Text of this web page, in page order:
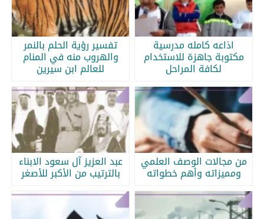
اذاعه كامله مدرسية
مكتوبة جاهزة للاستخدام
لكافة المراحل
تفسير رؤية الحلم بالنمر
والهروب منه في المنام
للعالم ابن سيرين
من مجالات الوصف العلمي
ومميزاته وأهم خطواته
عبد العزيز آل سعود الابناء
بالترتيب من الأكبر للأصغر